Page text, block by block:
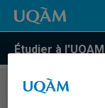
Étudier à l'UQAM
COURS//